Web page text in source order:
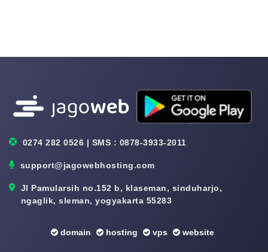
0274 282 0526 | SMS : 0878-3933-2011
support@jagowebhosting.com
Jl Pamularsih no.152 b, klaseman, sinduharjo,
ngaglik, sleman, yogyakarta 55283
domain hosting vps website